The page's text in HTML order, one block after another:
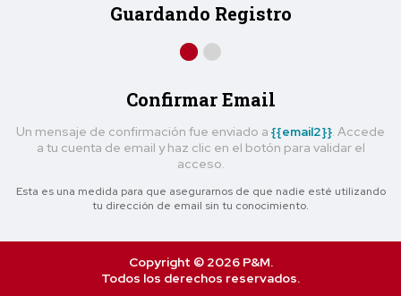
Guardando Registro
Confirmar Email
Un mensaje de confirmación fue enviado a {{email2}} . Accede
a tu cuenta de email y haz clic en el botón para validar el
acceso.
Esta es una medida para que asegurarnos de que nadie esté utilizando
tu dirección de email sin tu conocimiento.
Copyright © 2026 P&M.
Todos los derechos reservados.